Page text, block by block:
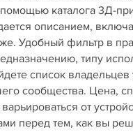
помощью каталога 3Д-
описанием,
Удобный фильтр в
типу
список
сообщества. Цена,
от
перед тем, как вы